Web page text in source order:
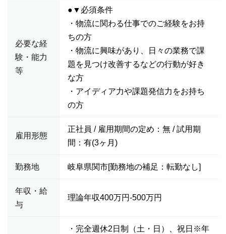
必要な経
験・能力
等
●▼必須条件
・物流に関わる仕事でのご経験をお持
ちの方
・物流に興味があり、日々の業務で課
題を見つけ改善するなどの行動が好き
な方
・アイディア力や課題発信力をお持ち
の方
雇用形態
正社員 / 雇用期間の定め：無 / 試用期
間：有(3ヶ月)
勤務地 岐阜県関市[勤務地の補足：転勤なし]
年収・給
与
理論年収400万円-500万円
・完全週休2日制（土・日）、祝日※年